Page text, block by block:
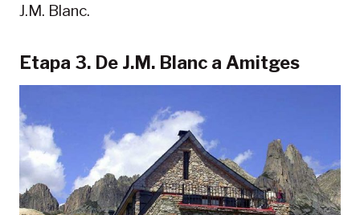
J.M. Blanc.
Etapa 3. De J.M. Blanc a Amitges